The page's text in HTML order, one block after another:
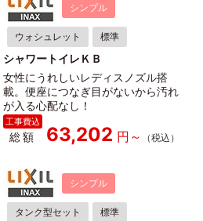
シンプル
ウォシュレット 標準
シャワートイレＫＢ
女性にうれしいレディスノズル搭
載。便座につなぎ目がないから汚れ
が入る心配なし！
総額 63,202
シンプル
タンク型セット 標準